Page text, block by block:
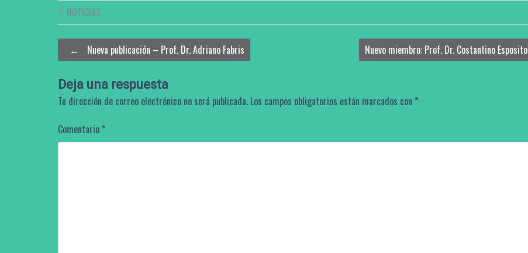
NOTICIAS
Post
navigation
← Nueva publicación – Prof. Dr. Adriano Fabris Nuevo miembro: Prof. Dr. Costantino Esposito
Deja una respuesta
Tu dirección de correo electrónico no será publicada. Los campos obligatorios están marcados con *
Comentario *